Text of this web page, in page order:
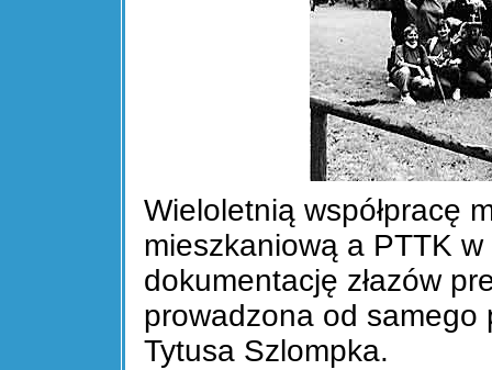
Wieloletnią współpracę
mieszkaniową a PTTK
dokumentację złazów
prowadzona od samego
Tytusa Szlompka.